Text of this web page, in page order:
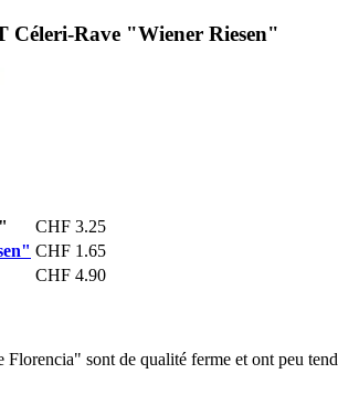
Céleri-Rave "Wiener Riesen"
CHF 3.25
CHF 1.65
CHF 4.90
sont de qualité ferme et ont peu